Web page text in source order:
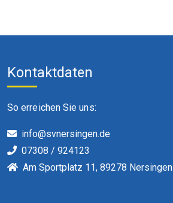
Kontaktdaten
So erreichen Sie uns:
info@svnersingen.de
07308 / 924123
Am Sportplatz 11, 89278 Nersingen